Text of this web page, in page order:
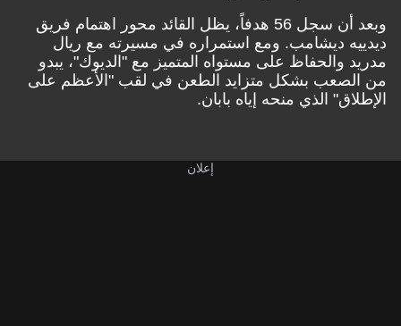
وبعد أن سجل 56 هدفاً، يظل القائد محور اهتمام فريق
ديدييه ديشامب. ومع استمراره في مسيرته مع ريال
مدريد والحفاظ على مستواه المتميز مع "الديوك"، يبدو
من الصعب بشكل متزايد الطعن في لقب "الأعظم على
الإطلاق" الذي منحه إياه بابان.